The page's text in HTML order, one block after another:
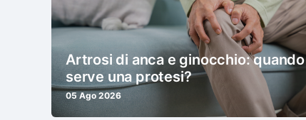
Artrosi di anca e ginocchio: quando
serve una protesi?
05 Ago 2026